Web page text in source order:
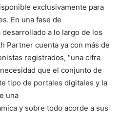
exclusivamente para
En una fase de
a lo largo de los
Partner cuenta ya con más de
registrados, “una cifra
que el conjunto de
tipo de portales digitales y la
una
y sobre todo acorde a sus